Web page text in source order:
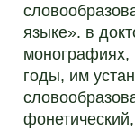
языке». в
годы, им